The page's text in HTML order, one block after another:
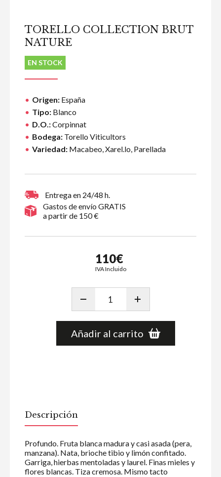
TORELLO COLLECTION BRUT
NATURE
EN STOCK
Origen: España
Tipo: Blanco
D.O.:Corpinnat
Bodega: Torello Viticultors
Variedad: Macabeo, Xarel.lo, Parellada
Entrega en 24/48 h.
Gastos de envío GRATIS
a partir de 150 €
110€
IVA Incluido
Añadir al carrito
Descripción
Profundo. Fruta blanca madura y casi asada (pera,
manzana). Nata, brioche tibio y limón confitado.
Garriga, hierbas mentoladas y laurel. Finas mieles y
flores blancas. Tiza cremosa. Mismo tacto